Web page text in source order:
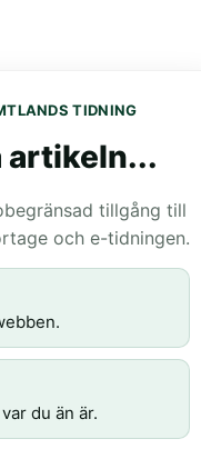
TIDNING
artikeln...
tillgång till
och e-tidningen.
du än är.